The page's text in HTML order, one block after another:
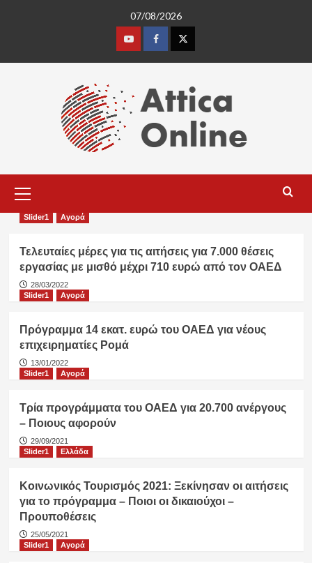
07/08/2026
YoutubeFacebookTwitter
Menu
Slider1 Αγορά
Τελευταίες μέρες για τις αιτήσεις για 7.000 θέσεις
εργασίας με μισθό μέχρι 710 ευρώ από τον ΟΑΕΔ
28/03/2022
Slider1
Αγορά
Πρόγραμμα 14 εκατ. ευρώ του ΟΑΕΔ για νέους
επιχειρηματίες Ρομά
13/01/2022
Slider1
Αγορά
Τρία προγράμματα του ΟΑΕΔ για 20.700 ανέργους
– Ποιους αφορούν
29/09/2021
Slider1
Ελλάδα
Κοινωνικός Τουρισμός 2021: Ξεκίνησαν οι αιτήσεις
για το πρόγραμμα – Ποιοι οι δικαιούχοι –
Προυποθέσεις
25/05/2021
Slider1
Αγορά